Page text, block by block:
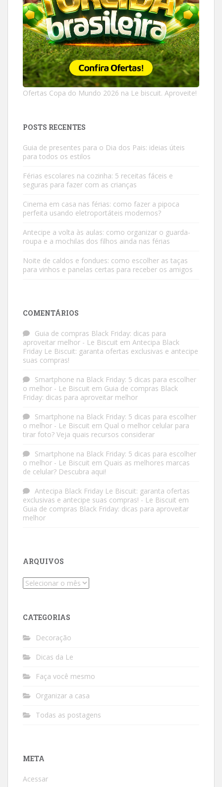
Ofertas Copa do Mundo 2026 na Le biscuit. Aproveite!
POSTS RECENTES
Guia de presentes para o Dia dos Pais: ideias úteis
para todos os estilos
Férias escolares na cozinha: 5 receitas fáceis e
seguras para fazer com as crianças
Cinema em casa nas férias: como fazer a pipoca
perfeita usando eletroportáteis modernos?
Antecipe a volta às aulas: como organizar o guarda-
roupa e a mochilas dos filhos ainda nas férias
Noite de caldos e fondues: como escolher as taças
para vinhos e panelas certas para receber os amigos
COMENTÁRIOS
Guia de compras Black Friday: dicas para
aproveitar melhor - Le Biscuit em Antecipa Black
Friday Le Biscuit: garanta ofertas exclusivas e antecipe
suas compras!
Smartphone na Black Friday: 5 dicas para escolher
o melhor - Le Biscuit em Guia de compras Black
Friday: dicas para aproveitar melhor
Smartphone na Black Friday: 5 dicas para escolher
o melhor - Le Biscuit em Qual o melhor celular para
tirar foto? Veja quais recursos considerar
Smartphone na Black Friday: 5 dicas para escolher
o melhor - Le Biscuit em Quais as melhores marcas
de celular? Descubra aqui!
Antecipa Black Friday Le Biscuit: garanta ofertas
exclusivas e antecipe suas compras! - Le Biscuit em
Guia de compras Black Friday: dicas para aproveitar
melhor
ARQUIVOS
Arquivos
CATEGORIAS
Decoração
Dicas da Le
Faça você mesmo
Organizar a casa
Todas as postagens
META
Acessar